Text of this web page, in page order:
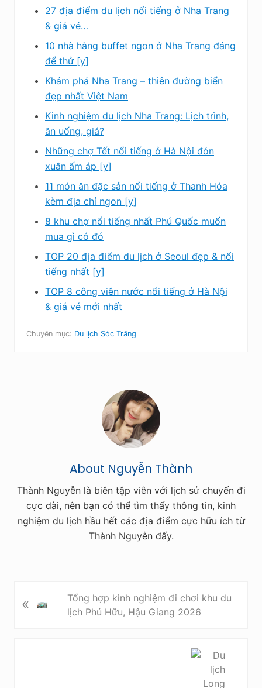
27 địa điểm du lịch nổi tiếng ở Nha Trang
& giá vé…
10 nhà hàng buffet ngon ở Nha Trang đáng
để thử [y]
Khám phá Nha Trang – thiên đường biển
đẹp nhất Việt Nam
Kinh nghiệm du lịch Nha Trang: Lịch trình,
ăn uống, giá?
Những chợ Tết nổi tiếng ở Hà Nội đón
xuân ấm áp [y]
11 món ăn đặc sản nổi tiếng ở Thanh Hóa
kèm địa chỉ ngon [y]
8 khu chợ nổi tiếng nhất Phú Quốc muốn
mua gì có đó
TOP 20 địa điểm du lịch ở Seoul đẹp & nổi
tiếng nhất [y]
TOP 8 công viên nước nổi tiếng ở Hà Nội
& giá vé mới nhất
Chuyên mục: Du lịch Sóc Trăng
About Nguyễn Thành
Thành Nguyễn là biên tập viên với lịch sử chuyến đi
cực dài, nên bạn có thể tìm thấy thông tin, kinh
nghiệm du lịch hầu hết các địa điểm cực hữu ích từ
Thành Nguyễn đấy.
r
«
Tổng hợp kinh nghiệm đi chơi khu du
lịch Phú Hữu, Hậu Giang 2026